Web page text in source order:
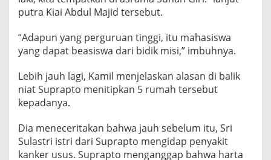
N
U
U
R
P
E
A
S
U
H
putra Kiai Abdul Majid tersebut.
“Adapun yang perguruan tinggi, itu mahasiswa
yang dapat beasiswa dari bidik misi,” imbuhnya.
Lebih jauh lagi, Kamil menjelaskan alasan di balik
niat Suprapto menitipkan 5 rumah tersebut
kepadanya.
Dia meneceritakan bahwa jauh sebelum itu, Sri
Sulastri istri dari Suprapto mengidap penyakit
kanker usus. Suprapto menganggap bahwa harta